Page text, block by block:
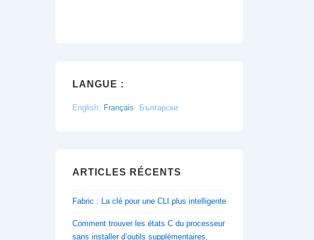
LANGUE :
English Français Български
ARTICLES RÉCENTS
Fabric : La clé pour une CLI plus intelligente
Comment trouver les états C du processeur
sans installer d’outils supplémentaires,